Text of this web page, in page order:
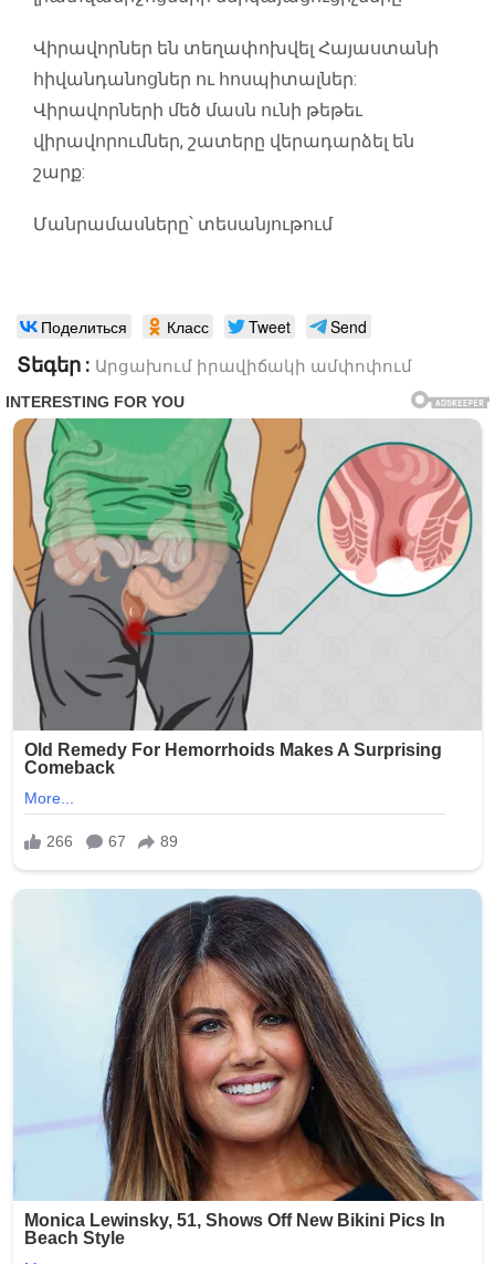
Վիրավորներ են տեղափոխվել Հայաստանի
հիվանդանոցներ ու հոսպիտալներ:
Վիրավորների մեծ մասն ունի թեթեւ
վիրավորումներ, շատերը վերադարձել են
շարք:
Մանրամասները՝ տեսանյութում
Поделиться Класс Tweet Send
Տեգեր : Արցախում իրավիճակի ամփոփում